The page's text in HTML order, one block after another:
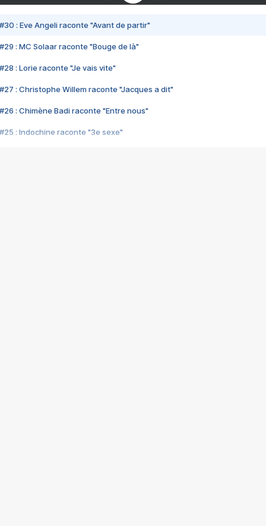
#30 : Eve Angeli raconte "Avant de partir"
#29 : MC Solaar raconte "Bouge de là"
#28 : Lorie raconte "Je vais vite"
#27 : Christophe Willem raconte "Jacques a dit"
#26 : Chimène Badi raconte "Entre nous"
#25 : Indochine raconte "3e sexe"